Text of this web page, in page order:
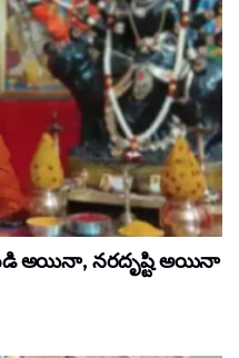
అయినా, న‌ర‌దృష్టి అయినా